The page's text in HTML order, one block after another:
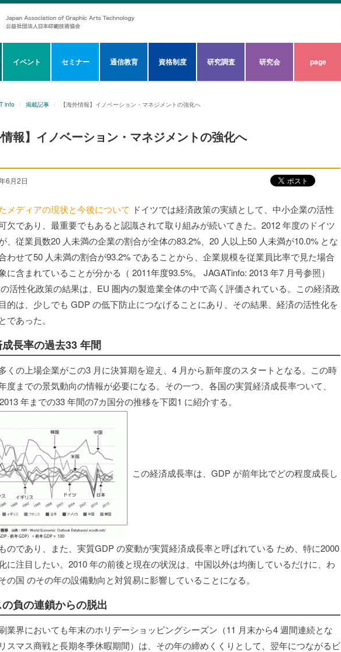
イベント セミナー 通信教育 資格制度 研究調査 研究会 page
info 掲載記事 【海外情報】イノベーション・マネジメントの強化へ
情報】イノベーション・マネジメントの強化へ
6月2日
メディアの現状と今後について ドイツでは経済政策の実績として、中小企業の活性
欠であり、最重要でもあると認識されて取り組みが続いてきた。2012 年度のドイツ
、従業員数20 人未満の企業の割合が全体の83.2%、20 人以上50 人未満が10.0% とな
わせて50 人未満の割合が93.2% であることから、企業規模を従業員比率で見た場合
に含まれていることが分かる（ 2011年度93.5%。 JAGATinfo: 2013 年7 月号参照）
活性化政策の結果は、EU 圏内の製造業全体の中で高く評価されている。この経済政
的は、少しでも GDP の低下防止につなげることにあり、その結果、経済の活性化を
であった。
長率の過去33 年間
くの上場企業がこの3 月に決算期を迎え、4 月から新年度のスタートとなる。この時
度までの景気動向の情報が必要になる。その一つ、各国の実質経済成長率ついて、
年までの33 年間の7カ国分の推移を下図1 に紹介する。
この経済成長率は、GDP が前年比でどの程度成長し
のであり、また、実質GDP の変動が実質経済成長率と呼ばれている ため、特に2000
に注目したい。2010 年の前後と現在の状況は、中国以外は均衡しているだけに、わ
の国 のその年の設備動向と対貿易に影響していることになる。
負の連鎖からの脱出
業界においても年末のホリデーショッピングシーズン（11 月末から4 週間連続とな
スマス商戦と長期冬季休暇期間）は、その年の締めくくりとして、翌年につながるビ